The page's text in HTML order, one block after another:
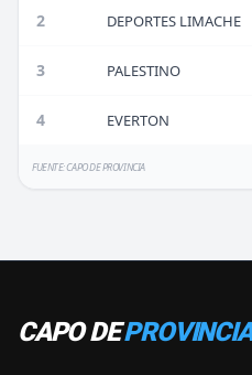
2 DEPORTES LIMACHE
3 PALESTINO
4 EVERTON
FUENTE: CAPO DE PROVINCIA
CAPO DEPROVINCIA